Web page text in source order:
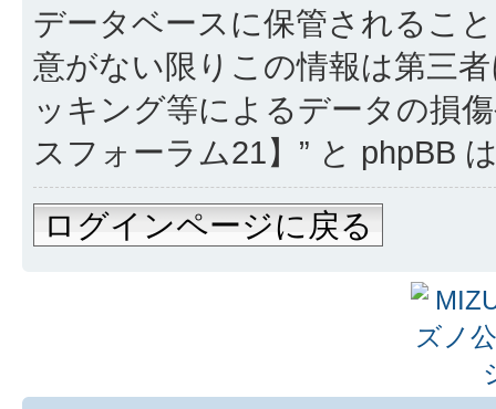
データベースに保管されるこ
意がない限りこの情報は第三
ッキング等によるデータの損
スフォーラム21】” と phpBB
ログインページに戻る